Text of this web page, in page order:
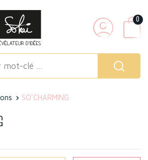
0
SO'CHARMING